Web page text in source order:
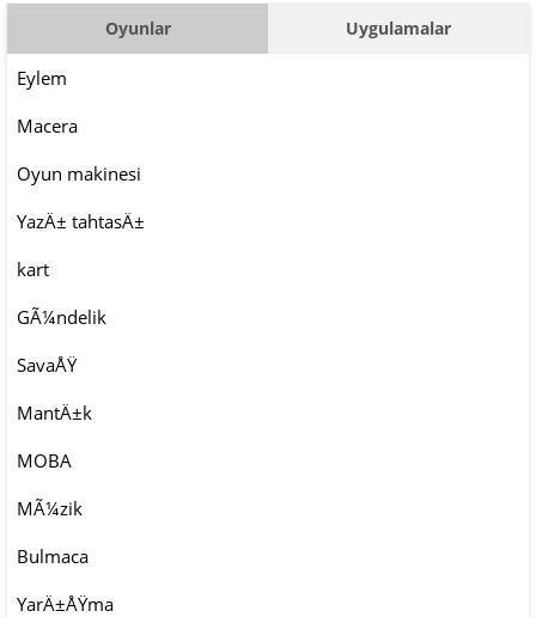
Oyunlar Uygulamalar
Eylem
Macera
Oyun makinesi
YazÄ± tahtasÄ±
kart
GÃ¼ndelik
SavaÅŸ
MantÄ±k
MOBA
MÃ¼zik
Bulmaca
YarÄ±ÅŸma